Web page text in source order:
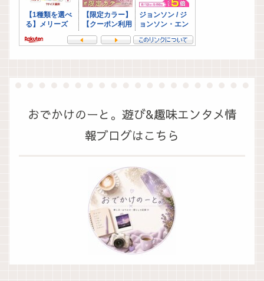
おでかけのーと。遊び&趣味エンタメ情
報ブログはこちら